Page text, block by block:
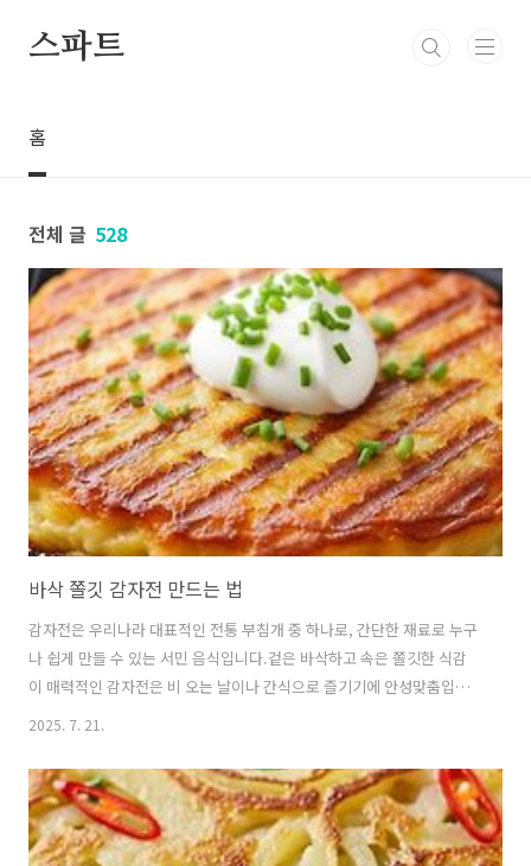
스파트
홈
전체 글 528
바삭 쫄깃 감자전 만드는 법
감자전은 우리나라 대표적인 전통 부침개 중 하나로, 간단한 재료로 누구
나 쉽게 만들 수 있는 서민 음식입니다.겉은 바삭하고 속은 쫄깃한 식감
이 매력적인 감자전은 비 오는 날이나 간식으로 즐기기에 안성맞춤입니
다. 맛있는 감자전을 만드는 방법을 자세히 알아보겠습니다. 🍥 감자전
입니다.다른 부침개와 달리 밀가루를 거의 사용하지 않아 감자 본연의 담
백한 맛을 그대로 느낄 수 있습니다.겉은 바삭하고 속은 쫀득한 맛이 특
징이며, 뜨거울 때 먹으면 고소한 향과 함께 부드러운 식감을 즐길 수 있
습니다.감자전은 계절을 가리지 않고 언제든 만들어 먹을 수 있어 많은
2025. 7. 21.